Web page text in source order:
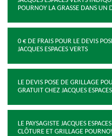
POURNOY LA GRASSE DANS UN
0 € DE FRAIS POUR LE DEVIS
JACQUES ESPACES VERTS
LE DEVIS POSE DE GRILLAGE
GRATUIT CHEZ JACQUES
LE PAYSAGISTE JACQUES
CLÔTURE ET GRILLAGE